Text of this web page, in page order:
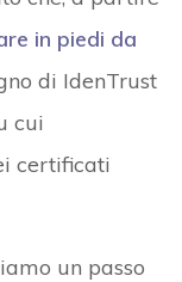
in piedi da
di IdenTrust
cui
certificati
un passo